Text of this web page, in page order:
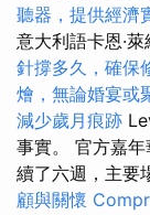
聽器，提供經濟
意大利語卡恩·
針撐多久，確保
燴，無論婚宴或
減少歲月痕跡
事實。 官方嘉
續了六週，主要
顧與關懷